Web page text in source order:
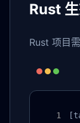
Rust
Rust 项目